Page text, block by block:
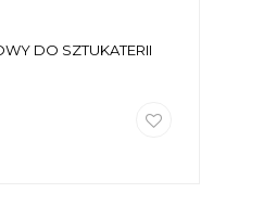
DO SZTUKATERII